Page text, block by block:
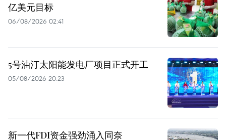
亿美元目标
06/08/2026 02:41
5号油汀太阳能发电厂项目正式开工
05/08/2026 20:23
新一代FDI资金强劲涌入同奈